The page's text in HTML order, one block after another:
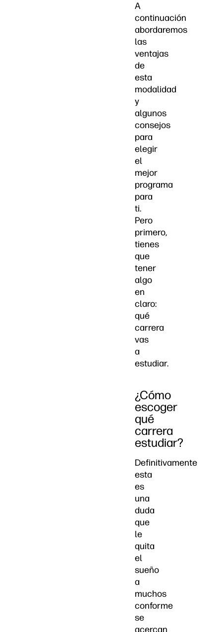
A
continuación
abordaremos
las
ventajas
de
esta
modalidad
y
algunos
consejos
para
elegir
el
mejor
programa
para
ti.
Pero
primero,
tienes
que
tener
algo
en
claro:
qué
carrera
vas
a
estudiar.
¿Cómo
escoger
qué
carrera
estudiar?
Definitivamente
esta
es
una
duda
que
le
quita
el
sueño
a
muchos
conforme
se
acercan